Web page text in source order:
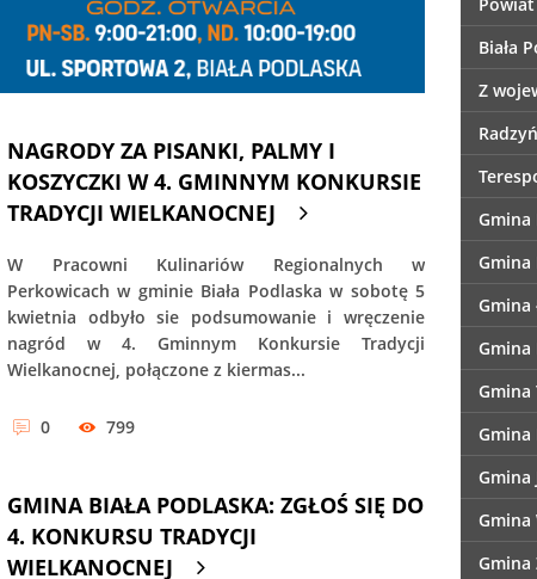
NAGRODY ZA PISANKI, PALMY I
KOSZYCZKI W 4. GMINNYM KONKURSIE
TRADYCJI WIELKANOCNEJ
W Pracowni Kulinariów Regionalnych w
Perkowicach w gminie Biała Podlaska w sobotę 5
kwietnia odbyło sie podsumowanie i wręczenie
nagród w 4. Gminnym Konkursie Tradycji
Wielkanocnej, połączone z kiermas...
0 799
GMINA BIAŁA PODLASKA: ZGŁOŚ SIĘ DO
4. KONKURSU TRADYCJI
WIELKANOCNEJ
Biała
Z
Gmina
Gmina
Gmina
Gmina
Gmina
Gmina
Gmina
Gmina